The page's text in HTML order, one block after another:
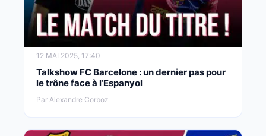
12 MAI 2025, 17:40
Talkshow FC Barcelone : un dernier pas pour
le trône face à l’Espanyol
Par Alexandre Corboz